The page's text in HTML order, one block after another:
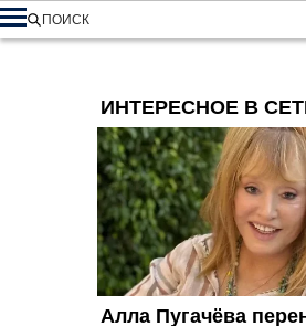
ПОИСК